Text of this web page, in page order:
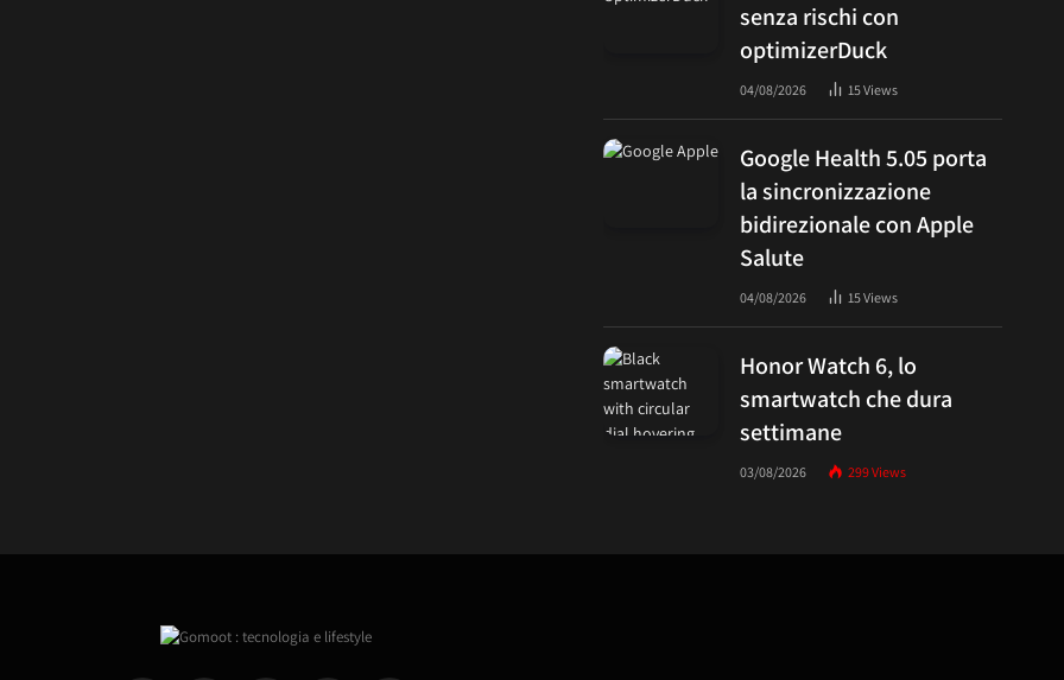
senza rischi con
optimizerDuck
04/08/2026 15Views
Google Health 5.05 porta
la sincronizzazione
bidirezionale con Apple
Salute
04/08/2026 15Views
Honor Watch 6, lo
smartwatch che dura
settimane
03/08/2026 299Views